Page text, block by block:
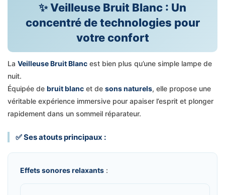
✨ Veilleuse Bruit Blanc : Un
concentré de technologies pour
votre confort
La Veilleuse Bruit Blanc est bien plus qu’une simple lampe de
nuit.
Équipée de bruit blanc et de sons naturels, elle propose une
véritable expérience immersive pour apaiser l’esprit et plonger
rapidement dans un sommeil réparateur.
✅ Ses atouts principaux :
Effets sonores relaxants :